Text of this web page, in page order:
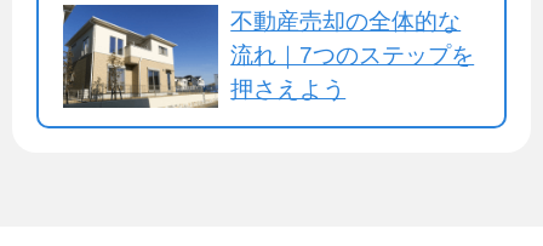
不動産売却の全体的な
流れ｜7つのステップを
押さえよう